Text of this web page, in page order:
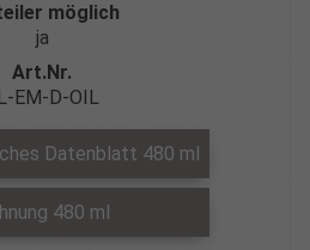
möglich
ja
Art.Nr.
EM-D-OIL
Datenblatt 480 ml
480 ml